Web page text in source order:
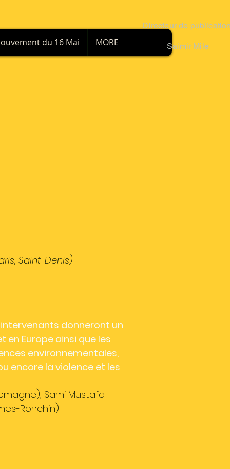
du 16 Mai MORE
Directeurde
Saimir Mile
Saint-Denis)
donneront un
Europe ainsi que les
environnementales,
encore la violence et les
Sami Mustafa
Ronchin)